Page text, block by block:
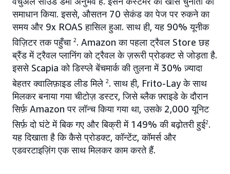
समाधान किया. इससे, औसतन 70 सेकंड का पेज पर रुकने का
समय और 9x ROAS हासिल हुआ. साथ ही, यह 90% यूनीक
विज़िटर तक पहुँचा 2. Amazon का पहला ट्रैवल Store छह
ब्रैंड में ट्रैवल प्लानिंग को ट्रैवल के ज़रूरी प्रोडक्ट से जोड़ता है.
इससे Scapia को डिस्प्ले बेंचमार्क की तुलना में 30% ज़्यादा
बेहतर क्वालिफ़ाइड लीड मिले 2. साथ ही, Frito-Lay के साथ
मिलकर बनाया गया चीटोज़ डस्टर, जिसे ब्लैक फ़्राइडे के दौरान
सिर्फ़ Amazon पर लॉन्च किया गया था, उसके 2,000 यूनिट
सिर्फ़ दो घंटे में बिक गए और बिक्री में 149% की बढ़ोतरी हुई2.
यह दिखाता है कि कैसे प्रोडक्ट, कॉन्टेंट, कॉमर्स और
एडवरटाइज़िंग एक साथ मिलकर काम करते हैं.